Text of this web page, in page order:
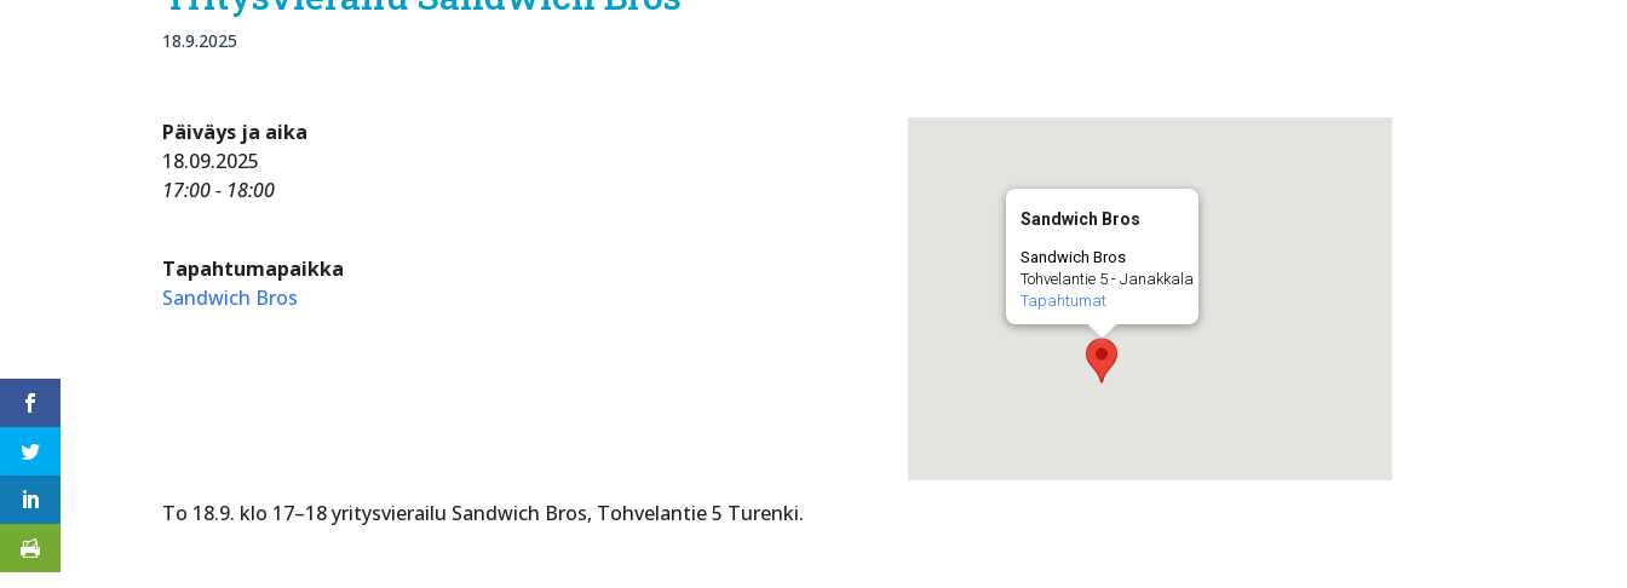
18.9.2025
Sandwich Bros
Sandwich Bros
Tohvelantie 5 - Janakkala
Tapahtumat
Päiväys ja aika
18.09.2025
17:00 - 18:00
Tapahtumapaikka
Sandwich Bros
To 18.9. klo 17–18 yritysvierailu Sandwich Bros, Tohvelantie 5 Turenki.